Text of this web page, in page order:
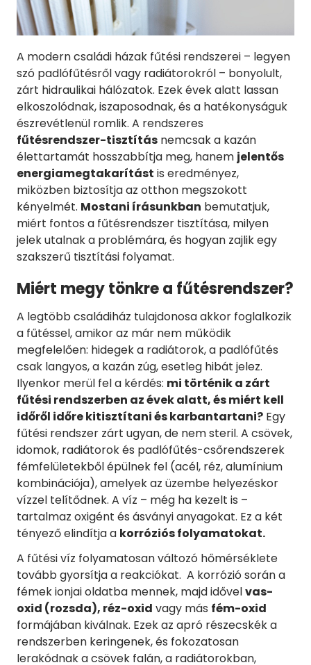
A modern családi házak fűtési rendszerei – legyen
szó padlófűtésről vagy radiátorokról – bonyolult,
zárt hidraulikai hálózatok. Ezek évek alatt lassan
elkoszolódnak, iszaposodnak, és a hatékonyságuk
észrevétlenül romlik. A rendszeres
fűtésrendszer-tisztítás nemcsak a kazán
élettartamát hosszabbítja meg, hanem jelentős
energiamegtakarítást is eredményez,
miközben biztosítja az otthon megszokott
kényelmét. Mostani írásunkban bemutatjuk,
miért fontos a fűtésrendszer tisztítása, milyen
jelek utalnak a problémára, és hogyan zajlik egy
szakszerű tisztítási folyamat.
Miért megy tönkre a fűtésrendszer?
A legtöbb családiház tulajdonosa akkor foglalkozik
a fűtéssel, amikor az már nem működik
megfelelően: hidegek a radiátorok, a padlófűtés
csak langyos, a kazán zúg, esetleg hibát jelez.
Ilyenkor merül fel a kérdés: mi történik a zárt
fűtési rendszerben az évek alatt, és miért kell
időről időre kitisztítani és karbantartani? Egy
fűtési rendszer zárt ugyan, de nem steril. A csövek,
idomok, radiátorok és padlófűtés-csőrendszerek
fémfelületekből épülnek fel (acél, réz, alumínium
kombinációja), amelyek az üzembe helyezéskor
vízzel telítődnek. A víz – még ha kezelt is –
tartalmaz oxigént és ásványi anyagokat. Ez a két
tényező elindítja a korróziós folyamatokat.
A fűtési víz folyamatosan változó hőmérséklete
tovább gyorsítja a reakciókat. A korrózió során a
fémek ionjai oldatba mennek, majd idővelvas-
oxid (rozsda), réz-oxid vagy más fém-oxid
formájában kiválnak. Ezek az apró részecskék a
rendszerben keringenek, és fokozatosan
lerakódnak a csövek falán, a radiátorokban,